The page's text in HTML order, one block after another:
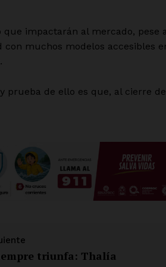
que impactarán al mercado, pese a
muchos modelos accesibles
prueba de ello es que, al cierre
triunfa: Thalía